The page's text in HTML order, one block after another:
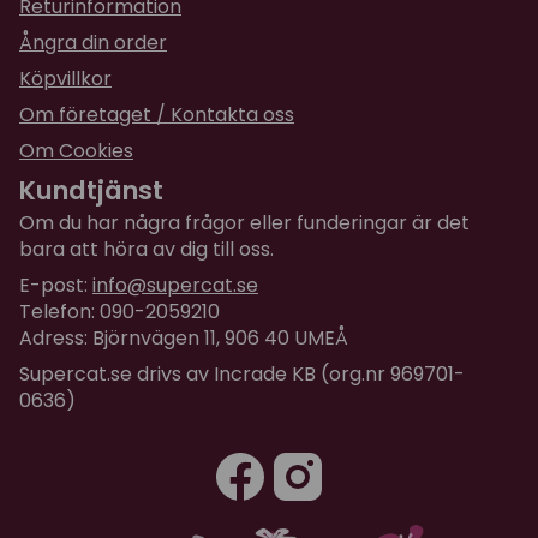
Returinformation
Ångra din order
Köpvillkor
Om företaget / Kontakta oss
Om Cookies
Kundtjänst
Om du har några frågor eller funderingar är det
bara att höra av dig till oss.
E-post: info@supercat.se
Telefon: 090-2059210
Adress: Björnvägen 11, 906 40 UMEÅ
Supercat.se drivs av Incrade KB (org.nr 969701-
0636)